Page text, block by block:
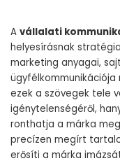
A vállalati
helyesírásnak
marketing anyagai,
ezek a szövegek tele
igénytelenségéről,
ronthatja a márka
precízen megírt
erősíti a márka